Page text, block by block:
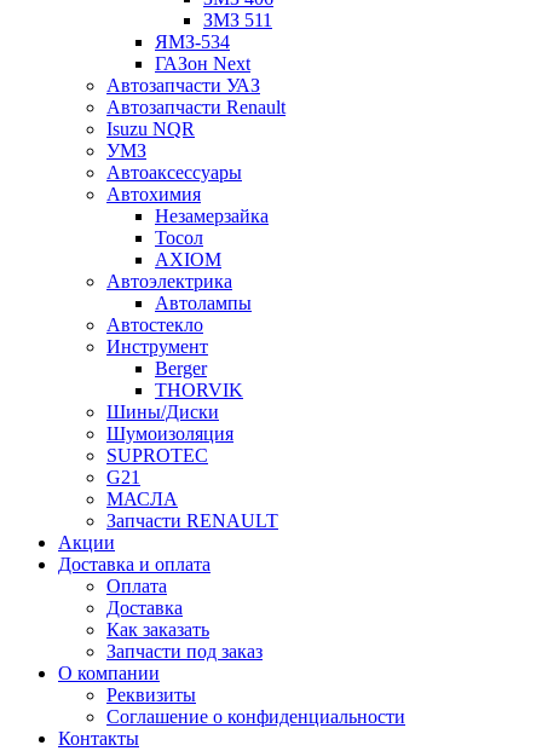
ЗМЗ 511
ЯМЗ-534
ГАЗон Next
Автозапчасти УАЗ
Автозапчасти Renault
Isuzu NQR
УМЗ
Автоаксессуары
Автохимия
Незамерзайка
Тосол
AXIOM
Автоэлектрика
Автолампы
Автостекло
Инструмент
Berger
THORVIK
Шины/Диски
Шумоизоляция
SUPROTEC
G21
МАСЛА
Запчасти RENAULT
Акции
Доставка и оплата
Оплата
Доставка
Как заказать
Запчасти под заказ
О компании
Реквизиты
Соглашение о конфиденциальности
Контакты